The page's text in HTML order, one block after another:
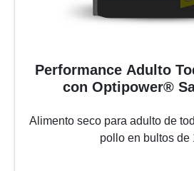
Performance Adulto
con Optipower®
Alimento seco para adulto de
pollo en bultos de